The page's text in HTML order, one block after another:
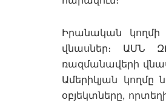
Իրանական կողմի
վնասներ։ ԱՄՆ
ռազմանավերի
Ամերիկյան
օբյեկտները,